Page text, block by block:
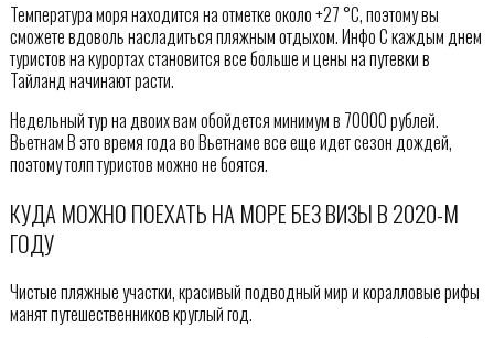
Температура моря находится на отметке около +27 °C, поэтому вы
сможете вдоволь насладиться пляжным отдыхом. Инфо С каждым днем
туристов на курортах становится все больше и цены на путевки в
Тайланд начинают расти.
Недельный тур на двоих вам обойдется минимум в 70000 рублей.
Вьетнам В это время года во Вьетнаме все еще идет сезон дождей,
поэтому толп туристов можно не боятся.
КУДА МОЖНО ПОЕХАТЬ НА МОРЕ БЕЗ ВИЗЫ В 2020-М
ГОДУ
Чистые пляжные участки, красивый подводный мир и коралловые рифы
манят путешественников круглый год.